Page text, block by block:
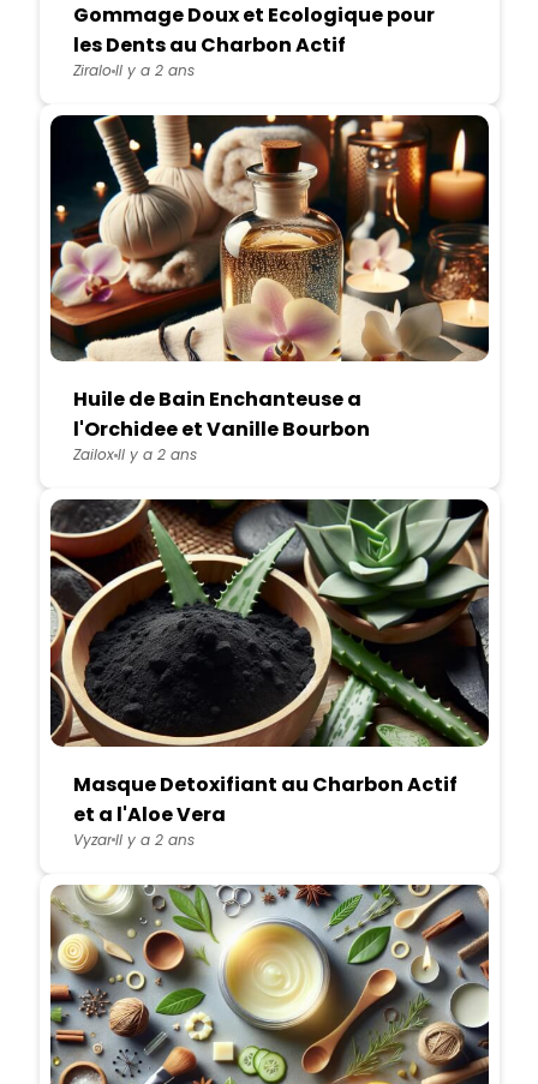
Gommage Doux et Ecologique pour
les Dents au Charbon Actif
ZiraloIl y a 2 ans
Huile de Bain Enchanteuse a
l'Orchidee et Vanille Bourbon
ZailoxIl y a 2 ans
Masque Detoxifiant au Charbon Actif
et a l'Aloe Vera
VyzarIl y a 2 ans